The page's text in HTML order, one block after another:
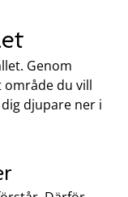
Genom
område du vill
djupare ner i